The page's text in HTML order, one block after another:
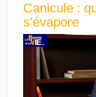
Canicule :
s’évapore